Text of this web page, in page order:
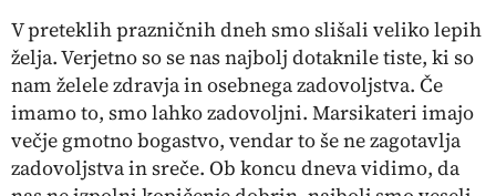
V preteklih prazničnih dneh smo slišali veliko lepih
želja. Verjetno so se nas najbolj dotaknile tiste, ki so
nam želele zdravja in osebnega zadovoljstva. Če
imamo to, smo lahko zadovoljni. Marsikateri imajo
večje gmotno bogastvo, vendar to še ne zagotavlja
zadovoljstva in sreče. Ob koncu dneva vidimo, da